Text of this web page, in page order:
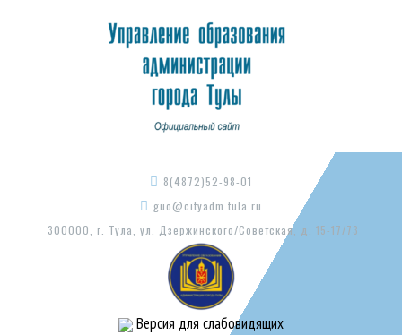
8(4872)52-98-01
guo@cityadm.tula.ru
300000, г. Тула, ул. Дзержинского/Советская, д. 15-17/73
Версия для слабовидящих